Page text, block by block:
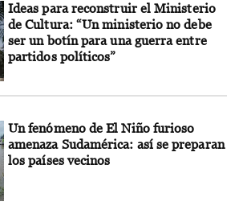
Ideas para reconstruir el Ministerio
de Cultura: “Un ministerio no debe
ser un botín para una guerra entre
partidos políticos”
Un fenómeno de El Niño furioso
amenaza Sudamérica: así se preparan
los países vecinos